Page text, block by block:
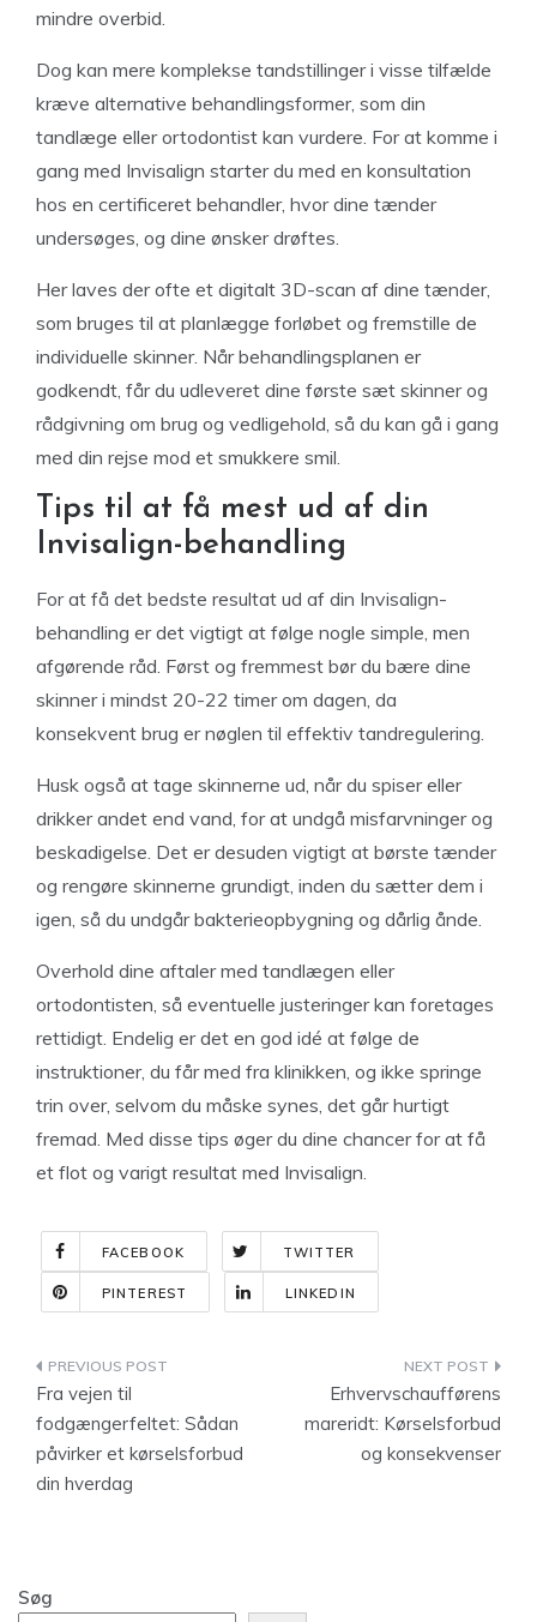
mindre overbid.
Dog kan mere komplekse tandstillinger i visse tilfælde
kræve alternative behandlingsformer, som din
tandlæge eller ortodontist kan vurdere. For at komme i
gang med Invisalign starter du med en konsultation
hos en certificeret behandler, hvor dine tænder
undersøges, og dine ønsker drøftes.
Her laves der ofte et digitalt 3D-scan af dine tænder,
som bruges til at planlægge forløbet og fremstille de
individuelle skinner. Når behandlingsplanen er
godkendt, får du udleveret dine første sæt skinner og
rådgivning om brug og vedligehold, så du kan gå i gang
med din rejse mod et smukkere smil.
Tips til at få mest ud af din
Invisalign-behandling
For at få det bedste resultat ud af din Invisalign-
behandling er det vigtigt at følge nogle simple, men
afgørende råd. Først og fremmest bør du bære dine
skinner i mindst 20-22 timer om dagen, da
konsekvent brug er nøglen til effektiv tandregulering.
Husk også at tage skinnerne ud, når du spiser eller
drikker andet end vand, for at undgå misfarvninger og
beskadigelse. Det er desuden vigtigt at børste tænder
og rengøre skinnerne grundigt, inden du sætter dem i
igen, så du undgår bakterieopbygning og dårlig ånde.
Overhold dine aftaler med tandlægen eller
ortodontisten, så eventuelle justeringer kan foretages
rettidigt. Endelig er det en god idé at følge de
instruktioner, du får med fra klinikken, og ikke springe
trin over, selvom du måske synes, det går hurtigt
fremad. Med disse tips øger du dine chancer for at få
et flot og varigt resultat med Invisalign.
FACEBOOK TWITTER
PINTEREST LINKEDIN
Indlægsnavigation
Fra vejen til
fodgængerfeltet: Sådan
påvirker et kørselsforbud
din hverdag
Erhvervschaufførens
mareridt: Kørselsforbud
og konsekvenser
Søg